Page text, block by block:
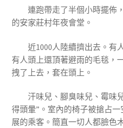
連跑帶走了半個小時擺佈
的安家莊村年夜會堂。
近1000人陸續擠出去。有
有人頭上還頂著避雨的毛毯，
拽了上去，套在頭上。
汗味兒、腳臭味兒、霉味
得頭暈”。室內的椅子被搶占
展的乘客。簡直一切人都臉色